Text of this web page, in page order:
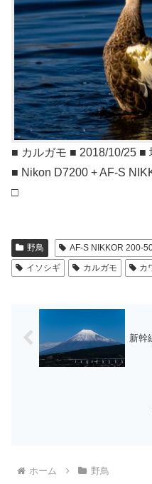
■ カルガモ ■ 2018/10/25 ■
■ Nikon D7200 + AF-S
□
野鳥 AF-S NIKKOR 200-
イソシギ
カルガモ カ
新幹
ホーム 野鳥